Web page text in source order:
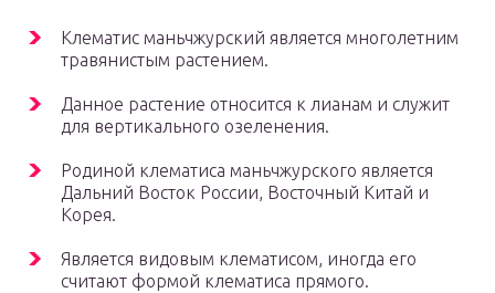
Клематис маньчжурский является многолетним
травянистым растением.
Данное растение относится к лианам и служит
для вертикального озеленения.
Родиной клематиса маньчжурского является
Дальний Восток России, Восточный Китай и
Корея.
Является видовым клематисом, иногда его
считают формой клематиса прямого.